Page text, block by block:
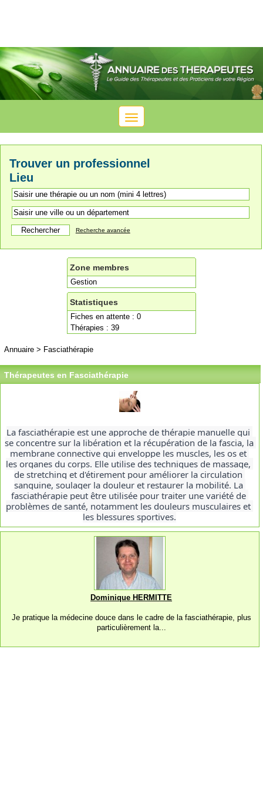
Toggle
navigation
Trouver un professionnel
Lieu
Recherche avancée
Zone membres
Gestion
Statistiques
Fiches en attente : 0
Thérapies : 39
Annuaire > Fasciathérapie
Thérapeutes en Fasciathérapie
La fasciathérapie est une approche de thérapie manuelle qui
se concentre sur la libération et la récupération de la fascia, la
membrane connective qui enveloppe les muscles, les os et
les organes du corps. Elle utilise des techniques de massage,
de stretching et d'étirement pour améliorer la circulation
sanguine, soulager la douleur et restaurer la mobilité. La
fasciathérapie peut être utilisée pour traiter une variété de
problèmes de santé, notamment les douleurs musculaires et
les blessures sportives.
Dominique HERMITTE
Je pratique la médecine douce dans le cadre de la fasciathérapie, plus
particulièrement la...